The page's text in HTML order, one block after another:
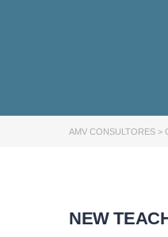
AMV CONSULTORES >
NEW